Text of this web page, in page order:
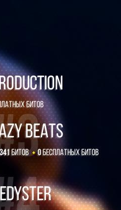
Битов
BEATS
341Битов 0Бесплатных Битов